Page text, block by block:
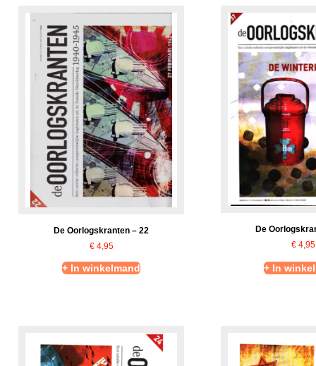
De Oorlogskranten – 22
€4,95
+ In winkelmand
De
€4,95
+ In